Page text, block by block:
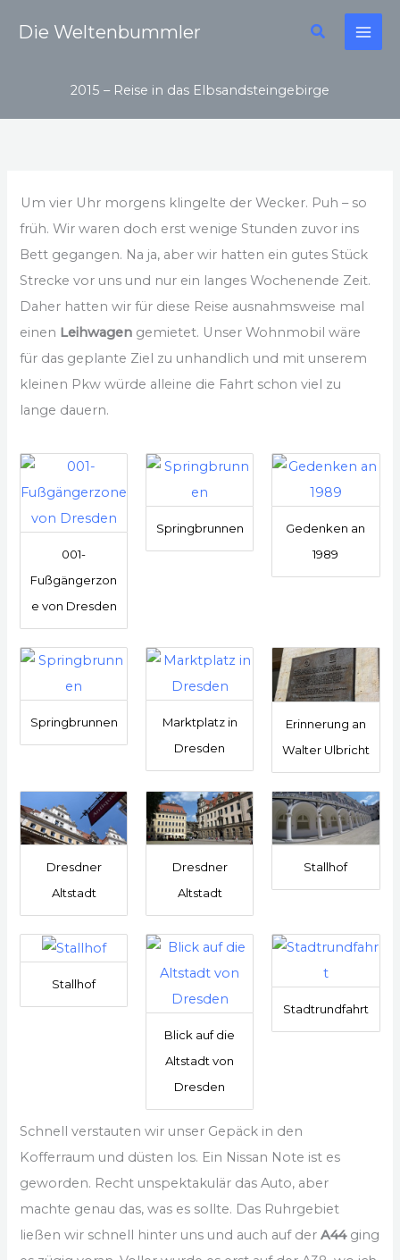
InhaltDie Weltenbummler Suchen
2015 – Reise in das Elbsandsteingebirge
Um vier Uhr morgens klingelte der Wecker. Puh – so
früh. Wir waren doch erst wenige Stunden zuvor ins
Bett gegangen. Na ja, aber wir hatten ein gutes Stück
Strecke vor uns und nur ein langes Wochenende Zeit.
Daher hatten wir für diese Reise ausnahmsweise mal
einen Leihwagen gemietet. Unser Wohnmobil wäre
für das geplante Ziel zu unhandlich und mit unserem
kleinen Pkw würde alleine die Fahrt schon viel zu
lange dauern.
001-
Fußgängerzon
e von Dresden
Springbrunnen
Gedenken an
1989
Springbrunnen
Marktplatz in
Dresden
Erinnerung an
Walter Ulbricht
Dresdner
Altstadt
Dresdner
Altstadt
Stallhof
Stallhof
Blick auf die
Altstadt von
Dresden
Stadtrundfahrt
Schnell verstauten wir unser Gepäck in den
Kofferraum und düsten los. Ein Nissan Note ist es
geworden. Recht unspektakulär das Auto, aber
machte genau das, was es sollte. Das Ruhrgebiet
ließen wir schnell hinter uns und auch auf derA44ging